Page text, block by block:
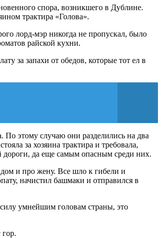
спора, возникшего в Дублине.
трактира «Голова».
лорд-мэр никогда не пропускал, было
райской кухни.
за запахи от обедов, которые тот ел в
По этому случаю они разделились на два
за хозяина трактира и требовала,
дороги, да еще самым опасным среди них.
дом и про жену. Все шло к гибели и
начистил башмаки и отправился в
умнейшим головам страны, это